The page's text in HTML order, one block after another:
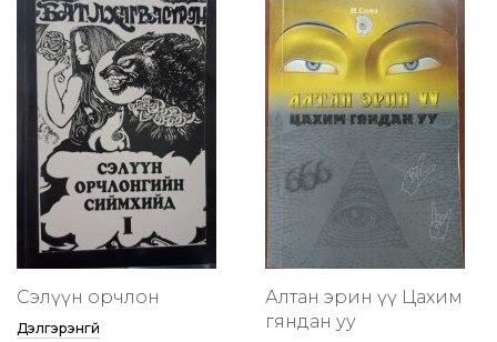
Сэлүүн орчлон
Дэлгэрэнгүй
Алтан эрин үү Цахим
гяндан уу